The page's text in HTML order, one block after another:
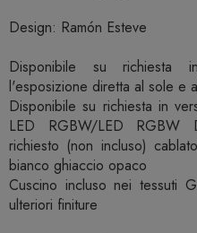
Design: Ramón Esteve
Disponibile su richiesta
l'esposizione diretta al sole e
Disponibile su richiesta in
LED RGBW/LED RGBW
richiesto (non incluso)
bianco ghiaccio opaco
Cuscino incluso nei tessuti
ulteriori finiture